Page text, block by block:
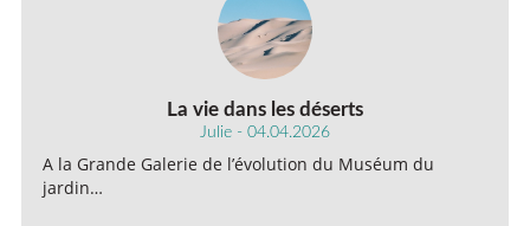
La vie dans les déserts
Julie - 04.04.2026
A la Grande Galerie de l’évolution du Muséum du
jardin…